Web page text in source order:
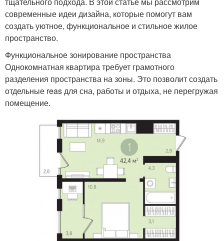
современные идеи дизайна, которые помогут вам
создать уютное, функциональное и стильное жилое
пространство.
Функциональное зонирование пространства
Однокомнатная квартира требует грамотного
разделения пространства на зоны. Это позволит создать
отдельные reas для сна, работы и отдыха, не перегружая
помещение.